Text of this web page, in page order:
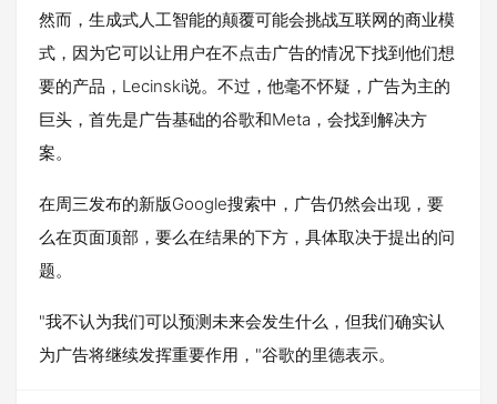
然而，生成式人工智能的颠覆可能会挑战互联网的商业模
式，因为它可以让用户在不点击广告的情况下找到他们想
要的产品，Lecinski说。不过，他毫不怀疑，广告为主的
巨头，首先是广告基础的谷歌和Meta，会找到解决方
案。
在周三发布的新版Google搜索中，广告仍然会出现，要
么在页面顶部，要么在结果的下方，具体取决于提出的问
题。
"我不认为我们可以预测未来会发生什么，但我们确实认
为广告将继续发挥重要作用，"谷歌的里德表示。